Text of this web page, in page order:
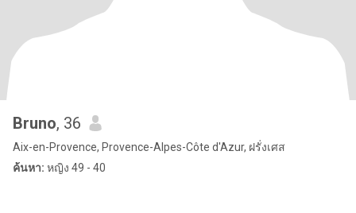
Bruno, 36
Aix-en-Provence, Provence-Alpes-Côte d'Azur, ฝรั่งเศส
ค้นหา: หญิง 49 - 40